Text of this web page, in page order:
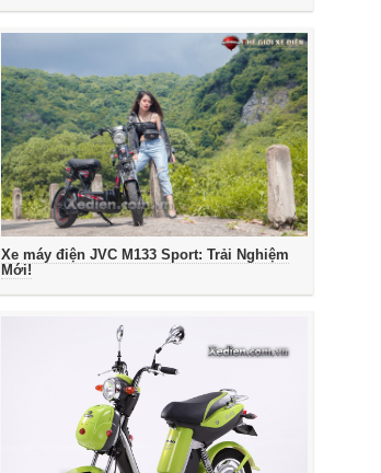
Xe máy điện JVC M133 Sport: Trải Nghiệm
Mới!